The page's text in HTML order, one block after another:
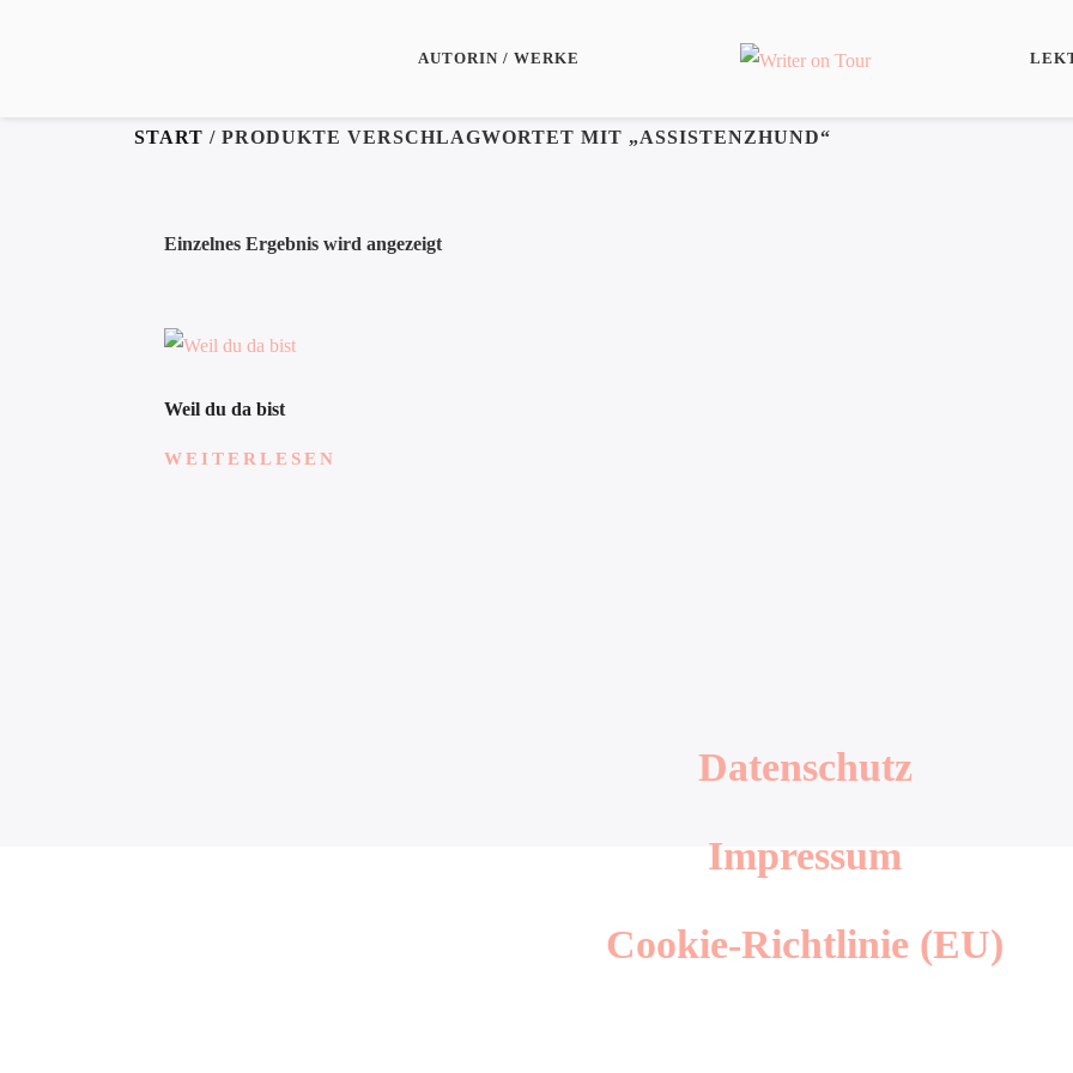
AUTORIN / WERKE
START / PRODUKTE VERSCHLAGWORTET MIT „ASSISTENZHUND“
Einzelnes Ergebnis wird angezeigt
Weil du da bist
WEITERLESEN
Datenschutz
Impressum
Cookie-Richtlinie (EU)